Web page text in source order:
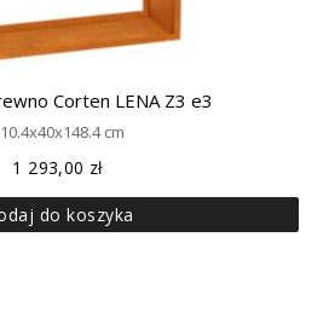
Corten LENA Z3 e3
cm
1 293,00 zł
do koszyka